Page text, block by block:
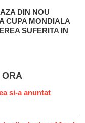
DIN NOU
CUPA MONDIALA
SUFERITA IN
ORA
si-a anuntat